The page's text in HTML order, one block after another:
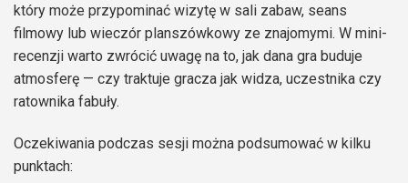
który może przypominać wizytę w sali zabaw, seans
filmowy lub wieczór planszówkowy ze znajomymi. W mini-
recenzji warto zwrócić uwagę na to, jak dana gra buduje
atmosferę — czy traktuje gracza jak widza, uczestnika czy
ratownika fabuły.
Oczekiwania podczas sesji można podsumować w kilku
punktach: